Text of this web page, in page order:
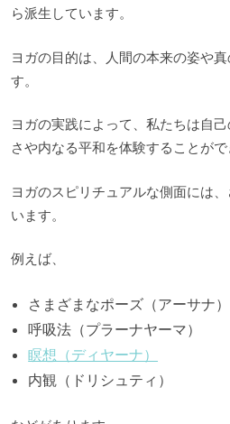
ら派生しています。
ヨガの目的は、人間の本来の姿や
す。
ヨガの実践によって、私たちは自
さや内なる平和を体験することがで
ヨガのスピリチュアルな側面には
います。
例えば、
さまざまなポーズ（アーサナ）
呼吸法（プラーナヤーマ）
瞑想（ディヤーナ）
内観（ドリシュティ）